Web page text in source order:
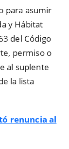
para asumir
y Hábitat
del Código
permiso o
al suplente
la lista
renuncia al